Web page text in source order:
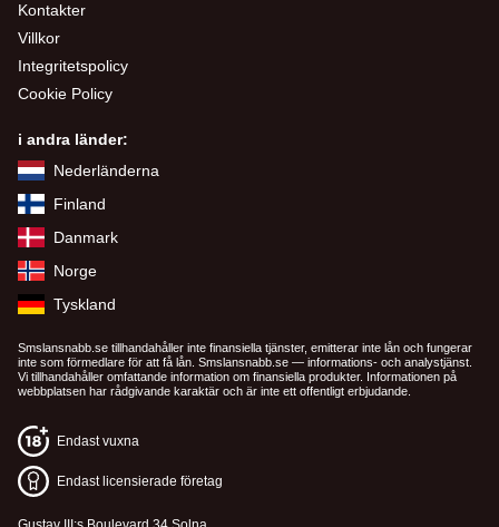
Kontakter
Villkor
Integritetspolicy
Cookie Policy
i andra länder:
Nederländerna
Finland
Danmark
Norge
Tyskland
Smslansnabb.se tillhandahåller inte finansiella tjänster, emitterar inte lån och fungerar
inte som förmedlare för att få lån. Smslansnabb.se — informations- och analystjänst.
Vi tillhandahåller omfattande information om finansiella produkter. Informationen på
webbplatsen har rådgivande karaktär och är inte ett offentligt erbjudande.
Endast vuxna
Endast licensierade företag